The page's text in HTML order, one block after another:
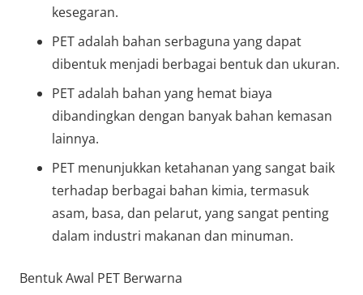
kesegaran.
PET adalah bahan serbaguna yang dapat
dibentuk menjadi berbagai bentuk dan ukuran.
PET adalah bahan yang hemat biaya
dibandingkan dengan banyak bahan kemasan
lainnya.
PET menunjukkan ketahanan yang sangat baik
terhadap berbagai bahan kimia, termasuk
asam, basa, dan pelarut, yang sangat penting
dalam industri makanan dan minuman.
Bentuk Awal PET Berwarna